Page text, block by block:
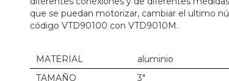
que se puedan motorizar, cambiar el ultimo
código VTD90100 con VTD9010M.
MATERIAL
aluminio
TAMAÑO
3"